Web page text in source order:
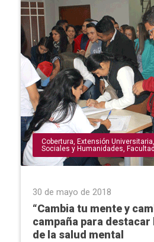
Cobertura, Extensión Universitaria,
Sociales y Humanidades,
30 de mayo de 2018
“Cambia tu mente y
campaña para
de la salud mental